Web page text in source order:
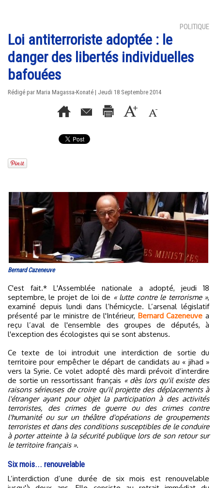
POLITIQUE
Loi antiterroriste adoptée : le
danger des libertés individuelles
bafouées
Rédigé par Maria Magassa-Konaté | Jeudi 18 Septembre 2014
Bernard Cazeneuve
C'est fait.* L'Assemblée nationale a adopté, jeudi 18
septembre, le projet de loi de « lutte contre le terrorisme »,
examiné depuis lundi dans l’hémicycle. L’arsenal législatif
présenté par le ministre de l'Intérieur, Bernard Cazeneuve a
reçu l’aval de l'ensemble des groupes de députés, à
l'exception des écologistes qui se sont abstenus.
Ce texte de loi introduit une interdiction de sortie du
territoire pour empêcher le départ de candidats au « jihad »
vers la Syrie. Ce volet adopté dès mardi prévoit d’interdire
de sortie un ressortissant français « dès lors qu'il existe des
raisons sérieuses de croire qu'il projette des déplacements à
l'étranger ayant pour objet la participation à des activités
terroristes, des crimes de guerre ou des crimes contre
l'humanité ou sur un théâtre d'opérations de groupements
terroristes et dans des conditions susceptibles de le conduire
à porter atteinte à la sécurité publique lors de son retour sur
le territoire français ».
Six mois... renouvelable
L’interdiction d’une durée de six mois est renouvelable